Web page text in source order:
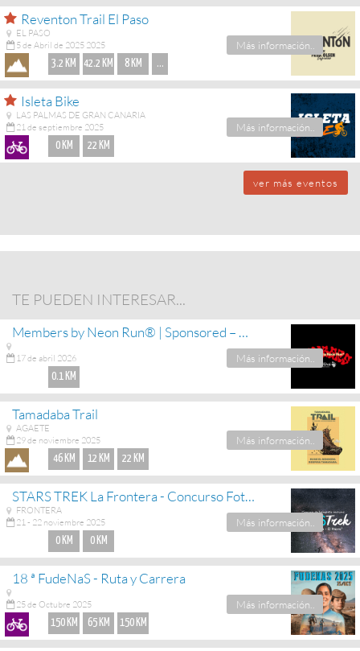
Reventon Trail El Paso
EL PASO
5 de Abril de 2025 2025
3.2 KM
42.2 KM 8 KM ...
Más información..
Isleta Bike
LAS PALMAS DE GRAN CANARIA
21 de septiembre 2025
0 KM
22 KM
Más información..
ver más eventos
TE PUEDEN INTERESAR...
Members by Neon Run® | Sponsored – Podoactiva La Palma
17 de abril 2026
0.1 KM
Más información..
Tamadaba Trail
AGAETE
29 de noviembre 2025
46 KM
12 KM 22 KM
Más información..
STARS TREK La Frontera - Concurso Fotografía Nocturna
FRONTERA
21 - 22 noviembre 2025
0 KM
0 KM
Más información..
18 ª FudeNaS - Ruta y Carrera
25 de Octubre 2025
150 KM
65 KM 150 KM
Más información..